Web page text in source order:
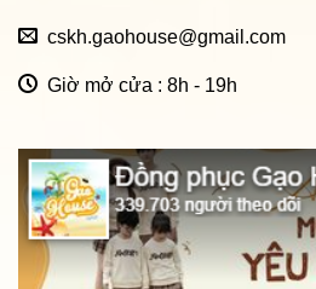
cskh.gaohouse@gmail.com
Giờ mở cửa : 8h - 19h